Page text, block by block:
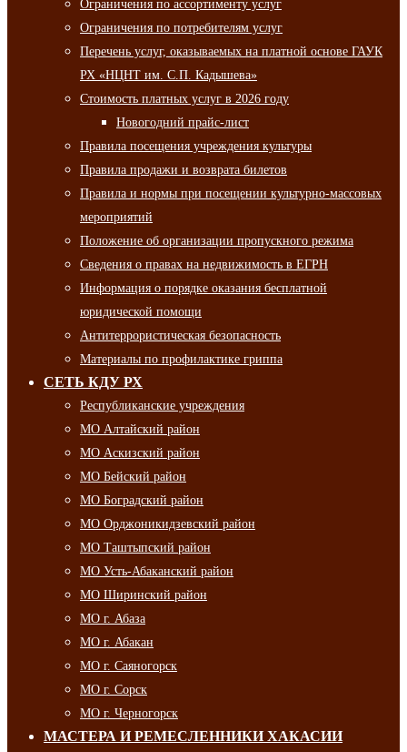
Ограничения по ассортименту услуг
Ограничения по потребителям услуг
Перечень услуг, оказываемых на платной основе ГАУК
РХ «НЦНТ им. С.П. Кадышева»
Стоимость платных услуг в 2026 году
Новогодний прайс-лист
Правила посещения учреждения культуры
Правила продажи и возврата билетов
Правила и нормы при посещении культурно-массовых
мероприятий
Положение об организации пропускного режима
Сведения о правах на недвижимость в ЕГРН
Информация о порядке оказания бесплатной
юридической помощи
Антитеррористическая безопасность
Материалы по профилактике гриппа
СЕТЬ КДУ РХ
Республиканские учреждения
МО Алтайский район
МО Аскизский район
МО Бейский район
МО Боградский район
МО Орджоникидзевский район
МО Таштыпский район
МО Усть-Абаканский район
МО Ширинский район
МО г. Абаза
МО г. Абакан
МО г. Саяногорск
МО г. Сорск
МО г. Черногорск
МАСТЕРА И РЕМЕСЛЕННИКИ ХАКАСИИ